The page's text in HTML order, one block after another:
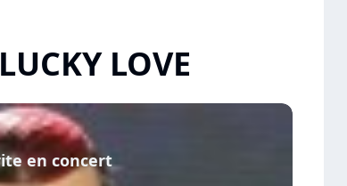
LOVE
en concert